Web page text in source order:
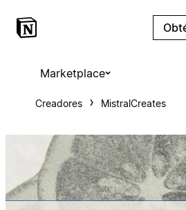
Marketplace
Creadores MistralCreates